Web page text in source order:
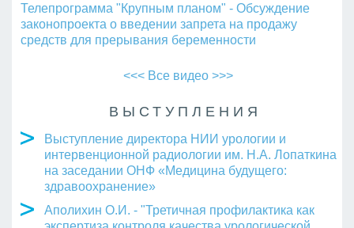
Телепрограмма "Крупным планом" - Обсуждение
законопроекта о введении запрета на продажу
средств для прерывания беременности
<<< Все видео >>>
ВЫСТУПЛЕНИЯ
Выступление директора НИИ урологии и
интервенционной радиологии им. Н.А. Лопаткина
на заседании ОНФ «Медицина будущего:
здравоохранение»
Аполихин О.И. - "Третичная профилактика как